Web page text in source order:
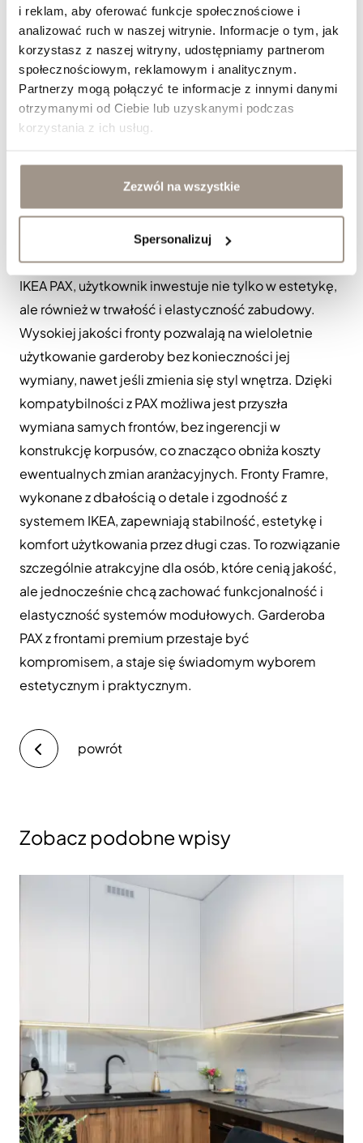
i reklam, aby oferować funkcje społecznościowe i
analizować ruch w naszej witrynie. Informacje o tym, jak
korzystasz z naszej witryny, udostępniamy partnerom
społecznościowym, reklamowym i analitycznym.
Partnerzy mogą połączyć te informacje z innymi danymi
otrzymanymi od Ciebie lub uzyskanymi podczas
korzystania z ich usług.
Zezwól na wszystkie
Spersonalizuj
subtelnej klasy i ponadczasowego charakteru. Coraz
większą popularnością cieszą się również fronty
ryflowane STRIPE, szczególnie w garderobach
otwartych na sypialnię lub salon, gdzie pełnią funkcję
estetycznego elementu wnętrza. Odpowiedni dobór
stylu frontów pozwala sprawić, że system PAX staje
Dlaczego kompatybilne fronty
premium to inwestycja na lata?
Decydując się na fronty kompatybilne z systemem
IKEA PAX, użytkownik inwestuje nie tylko w estetykę,
ale również w trwałość i elastyczność zabudowy.
Wysokiej jakości fronty pozwalają na wieloletnie
użytkowanie garderoby bez konieczności jej
wymiany, nawet jeśli zmienia się styl wnętrza. Dzięki
kompatybilności z PAX możliwa jest przyszła
wymiana samych frontów, bez ingerencji w
konstrukcję korpusów, co znacząco obniża koszty
ewentualnych zmian aranżacyjnych. Fronty Framre,
wykonane z dbałością o detale i zgodność z
systemem IKEA, zapewniają stabilność, estetykę i
komfort użytkowania przez długi czas. To rozwiązanie
szczególnie atrakcyjne dla osób, które cenią jakość,
ale jednocześnie chcą zachować funkcjonalność i
elastyczność systemów modułowych. Garderoba
PAX z frontami premium przestaje być
kompromisem, a staje się świadomym wyborem
estetycznym i praktycznym.
powrót
Zobacz podobne wpisy